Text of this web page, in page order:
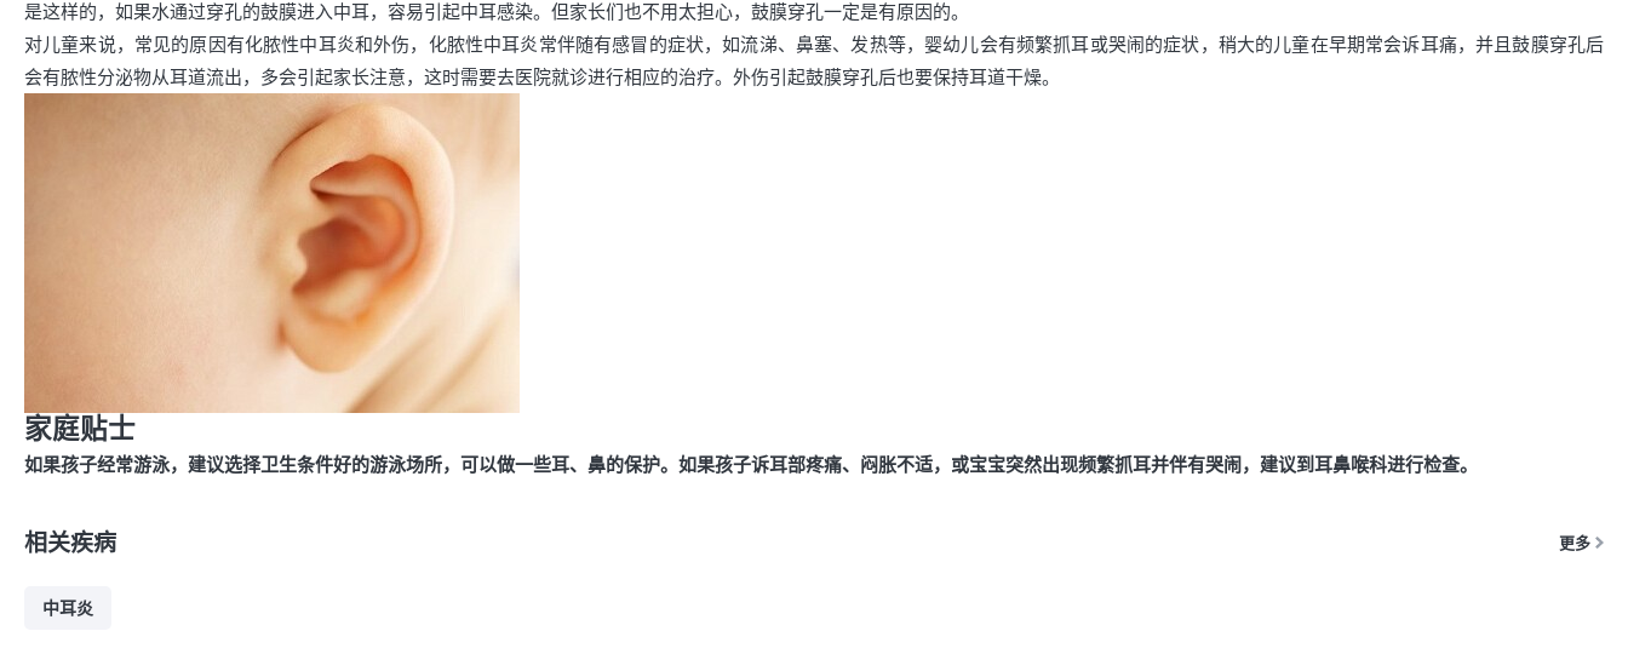
是这样的，如果水通过穿孔的鼓膜进入中耳，容易引起中耳感染。但家长们也不用太担心，鼓膜穿孔一定是有原因的。
对儿童来说，常见的原因有化脓性中耳炎和外伤，化脓性中耳炎常伴随有感冒的症状，如流涕、鼻塞、发热等，婴幼儿会有频繁抓耳或哭闹的症状，稍大的儿童在早期常会诉耳痛，并且鼓膜穿孔后
会有脓性分泌物从耳道流出，多会引起家长注意，这时需要去医院就诊进行相应的治疗。外伤引起鼓膜穿孔后也要保持耳道干燥。
家庭贴士
如果孩子经常游泳，建议选择卫生条件好的游泳场所，可以做一些耳、鼻的保护。如果孩子诉耳部疼痛、闷胀不适，或宝宝突然出现频繁抓耳并伴有哭闹，建议到耳鼻喉科进行检查。
相关疾病 更多
中耳炎